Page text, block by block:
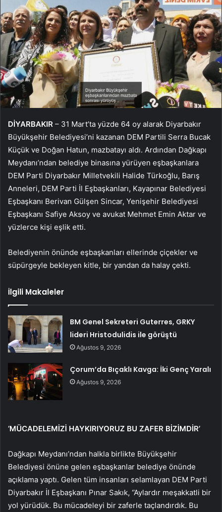
DİYARBAKIR – 31 Mart’ta yüzde 64 oy alarak Diyarbakır
Büyükşehir Belediyesi’ni kazanan DEM Partili Serra Bucak
Küçük ve Doğan Hatun, mazbatayı aldı. Ardından Dağkapı
Meydanı’ndan belediye binasına yürüyen eşbaşkanlara
DEM Parti Diyarbakır Milletvekili Halide Türkoğlu, Barış
Anneleri, DEM Parti İl Eşbaşkanları, Kayapınar Belediyesi
Eşbaşkanı Berivan Gülşen Sincar, Yenişehir Belediyesi
Eşbaşkanı Safiye Aksoy ve avukat Mehmet Emin Aktar ve
yüzlerce kişi eşlik etti.
Belediyenin önünde eşbaşkanları ellerinde çiçekler ve
süpürgeyle bekleyen kitle, bir yandan da halay çekti.
İlgili Makaleler
BM Genel Sekreteri Guterres, GRKY
lideri Hristodulidis ile görüştü
Ağustos 9, 2026
Çorum’da Bıçaklı Kavga: İki Genç Yaralı
Ağustos 9, 2026
‘MÜCADELEMİZİ HAYKIRIYORUZ BU ZAFER BİZİMDİR’
Dağkapı Meydanı’ndan halkla birlikte Büyükşehir
Belediyesi önüne gelen eşbaşkanlar belediye önünde
açıklama yaptı. Gelen tüm insanları selamlayan DEM Parti
Diyarbakır İl Eşbaşkanı Pınar Sakık, ‘’Aylardır meşakkatli bir
yol yürüdük. Bu mücadeleyi bir zaferle taçlandırdık. Bu